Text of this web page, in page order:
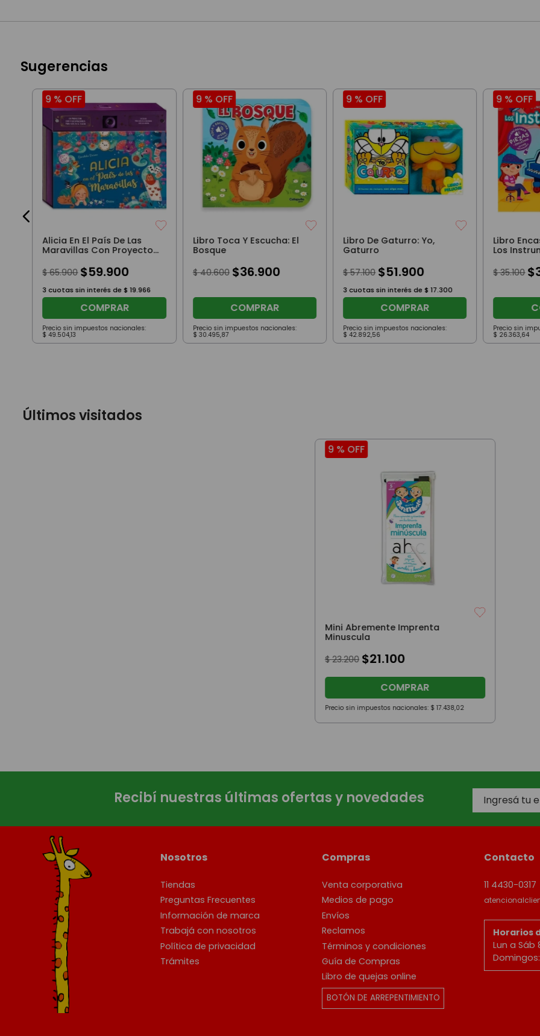
Sugerencias
9 % OFF
Alicia En El País De Las
Maravillas Con Proyector
$ 65.900 $59.900
3 cuotas sin interés de $ 19.966
COMPRAR
Precio sin impuestos nacionales:
$ 49.504,13
9 % OFF
Libro Toca Y Escucha: El
Bosque
$ 40.600 $36.900
COMPRAR
Precio sin impuestos nacionales:
$ 30.495,87
9 % OFF
Libro De Gaturro: Yo,
Gaturro
$ 57.100 $51.900
3 cuotas sin interés de $ 17.300
COMPRAR
Precio sin impuestos nacionales:
$ 42.892,56
9 % OFF
Libro
Los
$ 35.100 $
Precio sin
$ 26.363,64
Últimos visitados
9 %OFF
Mini Abremente Imprenta
Minuscula
$ 23.200 $21.100
COMPRAR
Precio sin impuestos nacionales: $ 17.438,02
Recibí nuestras últimas ofertas y novedades
Nosotros
Tiendas
Preguntas Frecuentes
Información de marca
Trabajá con nosotros
Política de privacidad
Trámites
Compras
Venta corporativa
Medios de pago
Envíos
Reclamos
Términos y condiciones
Guía de Compras
Libro de quejas online
BOTÓN DE ARREPENTIMIENTO
Contacto
11 4430-0317
Horarios
Lun a Sáb
Domingos: